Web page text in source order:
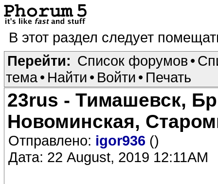
В этот раздел следует
Перейти: Список форумов•
тема• Найти • Войти • Печать
23rus - Тимашевск,
Новоминская,
Отправлено: igor936 ()
Дата: 22 August, 2019 12:11AM